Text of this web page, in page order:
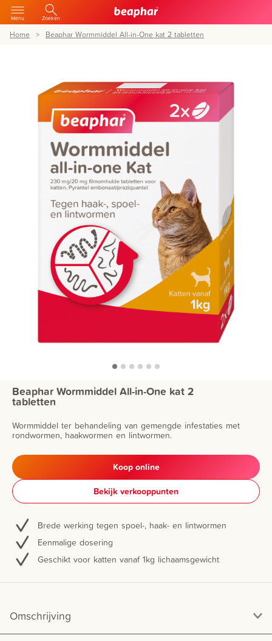
Menu Zoeken
Home Beaphar Wormmiddel All-in-One kat 2 tabletten
Beaphar Wormmiddel All-in-One kat 2
tabletten
Wormmiddel ter behandeling van gemengde infestaties met
rondwormen, haakwormen en lintwormen.
Koop online
Bekijk verkooppunten
Brede werking tegen spoel-, haak- en lintwormen
Eenmalige dosering
Geschikt voor katten vanaf 1kg lichaamsgewicht
Omschrijving